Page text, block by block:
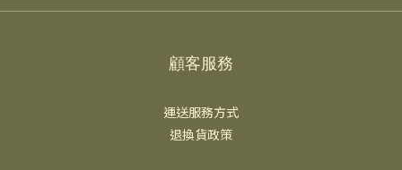
顧客服務
運送服務方式
退換貨政策